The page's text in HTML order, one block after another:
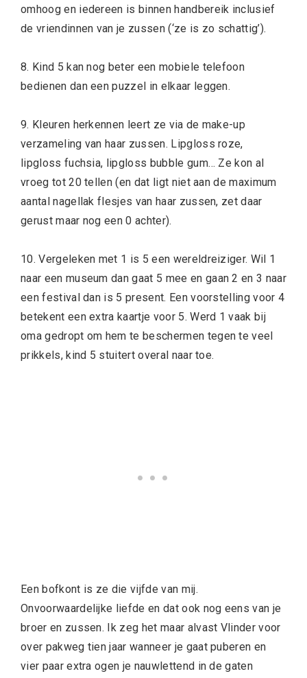
omhoog en iedereen is binnen handbereik inclusief
de vriendinnen van je zussen (‘ze is zo schattig’).
8. Kind 5 kan nog beter een mobiele telefoon
bedienen dan een puzzel in elkaar leggen.
9. Kleuren herkennen leert ze via de make-up
verzameling van haar zussen. Lipgloss roze,
lipgloss fuchsia, lipgloss bubble gum… Ze kon al
vroeg tot 20 tellen (en dat ligt niet aan de maximum
aantal nagellak flesjes van haar zussen, zet daar
gerust maar nog een 0 achter).
10. Vergeleken met 1 is 5 een wereldreiziger. Wil 1
naar een museum dan gaat 5 mee en gaan 2 en 3 naar
een festival dan is 5 present. Een voorstelling voor 4
betekent een extra kaartje voor 5. Werd 1 vaak bij
oma gedropt om hem te beschermen tegen te veel
prikkels, kind 5 stuitert overal naar toe.
Een bofkont is ze die vijfde van mij.
Onvoorwaardelijke liefde en dat ook nog eens van je
broer en zussen. Ik zeg het maar alvast Vlinder voor
over pakweg tien jaar wanneer je gaat puberen en
vier paar extra ogen je nauwlettend in de gaten